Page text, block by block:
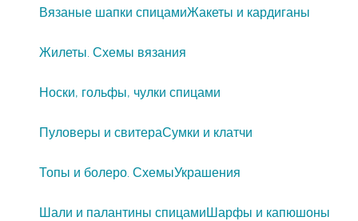
Вязаные шапки спицамиЖакеты и кардиганы
Жилеты. Схемы вязания
Носки, гольфы, чулки спицами
Пуловеры и свитераСумки и клатчи
Топы и болеро. СхемыУкрашения
Шали и палантины спицамиШарфы и капюшоны